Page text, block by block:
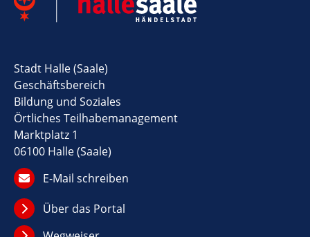
Stadt Halle (Saale)
Geschäftsbereich
Bildung und Soziales
Örtliches Teilhabemanagement
Marktplatz 1
06100 Halle (Saale)
E-Mail schreiben
Über das Portal